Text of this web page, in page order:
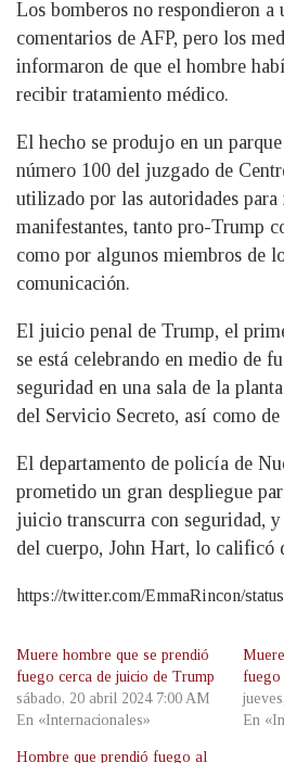
Los bomberos no respondieron a
comentarios de AFP, pero los
informaron de que el hombre
recibir tratamiento médico.
El hecho se produjo en un
número 100 del juzgado de
utilizado por las autoridades para
manifestantes, tanto pro-Trump
como por algunos miembros de
comunicación.
El juicio penal de Trump, el
se está celebrando en medio de
seguridad en una sala de la
del Servicio Secreto, así como
El departamento de policía de
prometido un gran despliegue
juicio transcurra con seguridad,
del cuerpo, John Hart, lo calificó
https://twitter.com/EmmaRincon/
Muere hombre que se prendió
fuego cerca de juicio de Trump
sábado, 20 abril 2024 7:00 AM
En «Internacionales»
fuego
En
Hombre que prendió fuego al